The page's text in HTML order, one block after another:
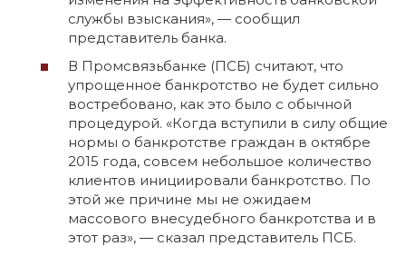
службы взыскания», — сообщил
представитель банка.
В Промсвязьбанке (ПСБ) считают, что
упрощенное банкротство не будет сильно
востребовано, как это было с обычной
процедурой. «Когда вступили в силу общие
нормы о банкротстве граждан в октябре
2015 года, совсем небольшое количество
клиентов инициировали банкротство. По
этой же причине мы не ожидаем
массового внесудебного банкротства и в
этот раз», — сказал представитель ПСБ.